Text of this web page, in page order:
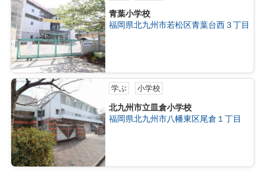
青葉小学校
福岡県北九州市若松区青葉台西３丁目
学ぶ 小学校
北九州市立皿倉小学校
福岡県北九州市八幡東区尾倉１丁目